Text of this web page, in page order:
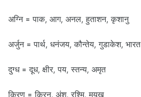
अग्नि = पाक, आग, अनल, हुताशन, कृशानु
अर्जुन = पार्थ, धनंजय, कौन्तेय, गुडाकेश, भारत
दुग्ध = दूध, क्षीर, पय, स्तन्य, अमृत
किरण = किरन, अंशु, रश्मि, मयूख